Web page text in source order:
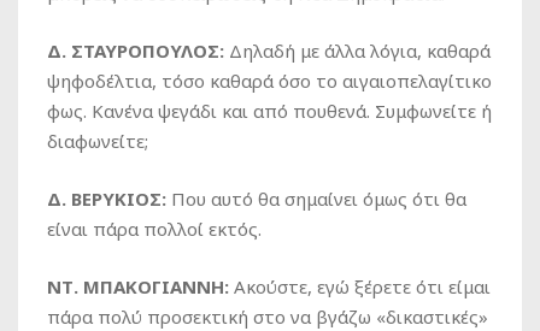
Δ. ΣΤΑΥΡΟΠΟΥΛΟΣ: Δηλαδή με άλλα λόγια, καθαρά
ψηφοδέλτια, τόσο καθαρά όσο το αιγαιοπελαγίτικο
φως. Κανένα ψεγάδι και από πουθενά. Συμφωνείτε ή
διαφωνείτε;
Δ. ΒΕΡΥΚΙΟΣ: Που αυτό θα σημαίνει όμως ότι θα
είναι πάρα πολλοί εκτός.
ΝΤ. ΜΠΑΚΟΓΙΑΝΝΗ: Ακούστε, εγώ ξέρετε ότι είμαι
πάρα πολύ προσεκτική στο να βγάζω «δικαστικές»